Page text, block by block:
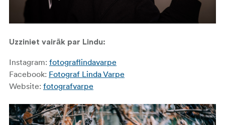
Uzziniet vairāk par Lindu:
Instagram: fotograflindavarpe
Facebook: Fotograf Linda Varpe
Website: fotografvarpe